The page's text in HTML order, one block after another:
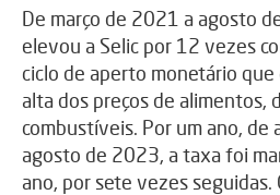
De março de 2021 a agosto
elevou a Selic por 12 vezes
ciclo de aperto monetário que
alta dos preços de alimentos,
combustíveis. Por um ano,
agosto de 2023, a taxa foi
ano, por sete vezes seguidas.